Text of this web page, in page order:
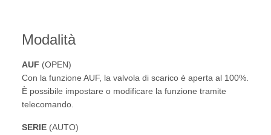
Modalità
AUF (OPEN)
Con la funzione AUF, la valvola di scarico è aperta al 100%.
È possibile impostare o modificare la funzione tramite
telecomando.
SERIE (AUTO)